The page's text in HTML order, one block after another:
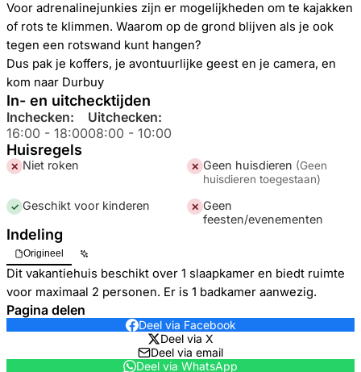
Voor adrenalinejunkies zijn er mogelijkheden om te kajakken
of rots te klimmen. Waarom op de grond blijven als je ook
tegen een rotswand kunt hangen?
Dus pak je koffers, je avontuurlijke geest en je camera, en
kom naar Durbuy
In- en uitchecktijden
Inchecken:
16:00 - 18:00
Uitchecken:
08:00 - 10:00
Huisregels
✕ Niet roken ✕ Geen huisdieren (Geen
huisdieren toegestaan)
✓ Geschikt voor kinderen ✕ Geen
feesten/evenementen
Indeling
Origineel
Dit vakantiehuis beschikt over 1 slaapkamer en biedt ruimte
voor maximaal 2 personen. Er is 1 badkamer aanwezig.
Pagina delen
Deel via Facebook
Deel via X
Deel via email
Deel via WhatsApp